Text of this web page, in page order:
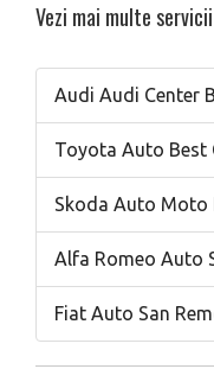
Vezi mai multe
Audi Audi Center
Toyota Auto Best
Skoda Auto Moto
Alfa Romeo Auto
Fiat Auto San